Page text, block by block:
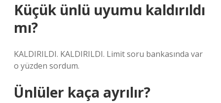
Küçük ünlü uyumu kaldırıldı
mı?
KALDIRILDI. KALDIRILDI. Limit soru bankasında var
o yüzden sordum.
Ünlüler kaça ayrılır?